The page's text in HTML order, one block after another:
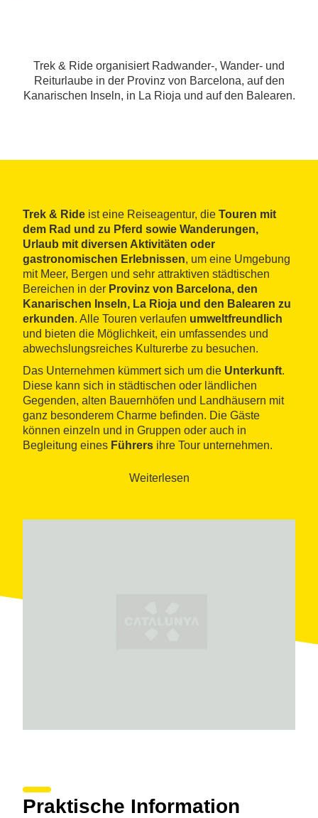
Trek & Ride organisiert Radwander-, Wander- und
Reiturlaube in der Provinz von Barcelona, auf den
Kanarischen Inseln, in La Rioja und auf den Balearen.
Trek & Ride ist eine Reiseagentur, die Touren mit
dem Rad und zu Pferd sowie Wanderungen,
Urlaub mit diversen Aktivitäten oder
gastronomischen Erlebnissen, um eine Umgebung
mit Meer, Bergen und sehr attraktiven städtischen
Bereichen in der Provinz von Barcelona, den
Kanarischen Inseln, La Rioja und den Balearen zu
erkunden. Alle Touren verlaufen umweltfreundlich
und bieten die Möglichkeit, ein umfassendes und
abwechslungsreiches Kulturerbe zu besuchen.
Das Unternehmen kümmert sich um die Unterkunft.
Diese kann sich in städtischen oder ländlichen
Gegenden, alten Bauernhöfen und Landhäusern mit
ganz besonderem Charme befinden. Die Gäste
können einzeln und in Gruppen oder auch in
Begleitung eines Führers ihre Tour unternehmen.
Beförderung des Gepäcks von einer Unterkunft zur
Weiterlesen
Praktische Information